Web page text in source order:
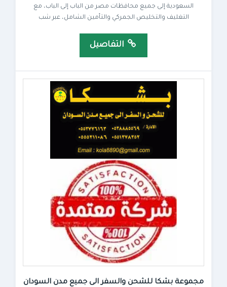
السعودية إلى جميع محافظات مصر من الباب إلى الباب، مع
التغليف والتخليص الجمركي والتأمين الشامل، عبر شب
التفاصيل
مجموعة بشكا للشحن والسفر الى جميع مدن السودان